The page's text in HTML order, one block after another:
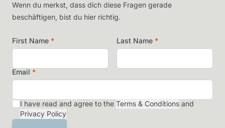
Wenn du merkst, dass dich diese Fragen gerade
beschäftigen, bist du hier richtig.
First Name * Last Name *
Email *
I have read and agree to the Terms & Conditions and
Privacy Policy